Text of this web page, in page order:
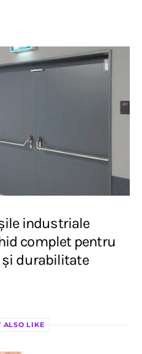
industriale
complet pentru
durabilitate
ALSO LIKE